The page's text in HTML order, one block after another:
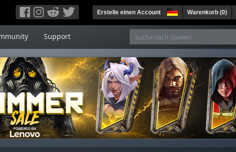
Erstelle einen Account Warenkorb (0)
Support